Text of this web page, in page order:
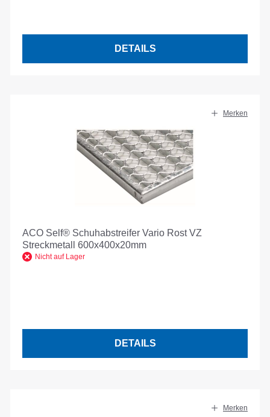
DETAILS
Merken
ACO Self® Schuhabstreifer Vario Rost VZ
Streckmetall 600x400x20mm
Nicht auf Lager
DETAILS
Merken